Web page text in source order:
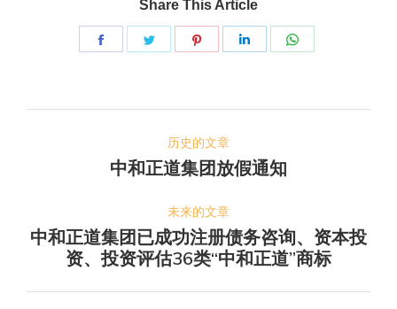
Share This Article
Share
Share
Share
Share
航
历史的文章
历
的
文
章：
中和正道集团放假通知
未来的文章
未
来
的
中和正道集团已成功注册债务咨询、资本投
资、投资评估36类“中和正道”商标